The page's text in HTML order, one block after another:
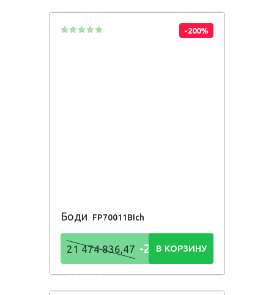
-200%
Боди FP70011BIch
21 474 836,47 -21 474
836,48Р
В КОРЗИНУ